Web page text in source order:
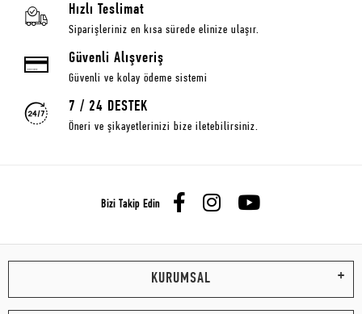
Hızlı Teslimat
Siparişleriniz en kısa sürede elinize ulaşır.
Güvenli Alışveriş
Güvenli ve kolay ödeme sistemi
7 / 24 DESTEK
Öneri ve şikayetlerinizi bize iletebilirsiniz.
Bizi Takip Edin
KURUMSAL